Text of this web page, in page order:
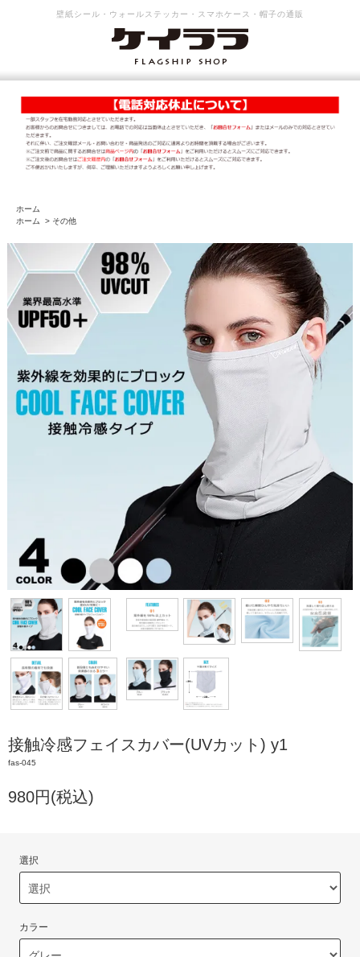
壁紙シール・ウォールステッカー・スマホケース・帽子の通販
ホーム
ホーム
> その他
接触冷感フェイスカバー(UVカット) y1
fas-045
980円(税込)
選択
カラー